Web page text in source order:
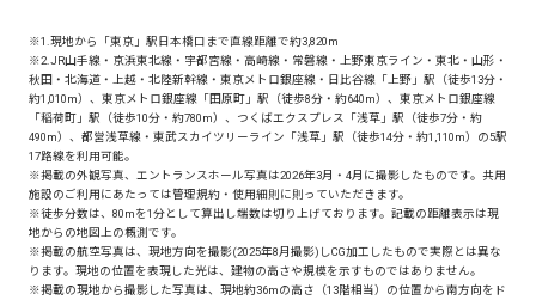
※1.現地から「東京」駅日本橋口まで直線距離で約3,820m
※2.JR山手線・京浜東北線・宇都宮線・高崎線・常磐線・上野東京ライン・東北・山形・
秋田・北海道・上越・北陸新幹線・東京メトロ銀座線・日比谷線「上野」駅（徒歩13分・
約1,010m）、東京メトロ銀座線「田原町」駅（徒歩8分・約640m）、東京メトロ銀座線
「稲荷町」駅（徒歩10分・約780m）、つくばエクスプレス「浅草」駅（徒歩7分・約
490m）、都営浅草線・東武スカイツリーライン「浅草」駅（徒歩14分・約1,110m）の5駅
17路線を利用可能。
※掲載の外観写真、エントランスホール写真は2026年3月・4月に撮影したものです。共⽤
施設のご利⽤にあたっては管理規約・使⽤細則に則っていただきます。
※徒歩分数は、80mを1分として算出し端数は切り上げております。記載の距離表示は現
地からの地図上の概測です。
※掲載の航空写真は、現地方向を撮影(2025年8月撮影)しCG加工したもので実際とは異な
ります。現地の位置を表現した光は、建物の高さや規模を示すものではありません。
※掲載の現地から撮影した写真は、現地約36mの高さ（13階相当）の位置から南方向をド